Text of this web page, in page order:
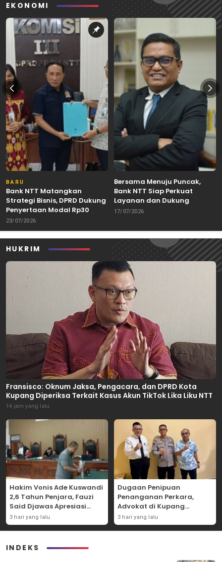
EKONOMI
BARU
Bank NTT Matangkan
Strategi Bisnis, DPRD Dukung
Penyertaan Modal Rp30
Miliar
23/07/2026
Bersama Menuju Puncak,
Bank NTT Siap Perkuat
Layanan dan Dukung
Pertumbuhan Ekonomi NTT
17/07/2026
HUKRIM
Fransisco: Oknum Jaksa, Pengacara, dan DPRD Kota
Kupang Diperiksa Terkait Kasus Akun TikTok Lika Liku NTT
14 jam yang lalu
Hakim Vonis Ade Kuswandi
2,6 Tahun Penjara, Fauzi
Said Djawas Apresiasi
Putusan
3 hari yang lalu
Dugaan Penipuan
Penanganan Perkara,
Advokat di Kupang
Dilaporkan ke Polda NTT
3 hari yang lalu
INDEKS